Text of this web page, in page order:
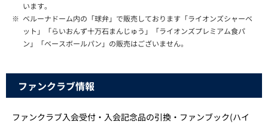
います。
※ ベルーナドーム内の「球弁」で販売しております「ライオンズシャーベ
ット」「らいおんず十万石まんじゅう」「ライオンズプレミアム食パ
ン」「ベースボールパン」の販売はございません。
ファンクラブ情報
ファンクラブ入会受付・入会記念品の引換・ファンブック(ハイ